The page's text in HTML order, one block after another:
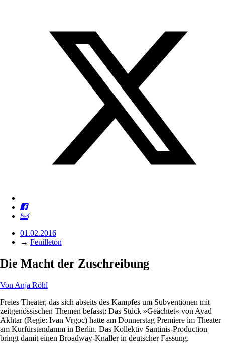
01.02.2016
→ Feuilleton
Die Macht der Zuschreibung
Von Anja Röhl
Freies Theater, das sich abseits des Kampfes um Subventionen mit
zeitgenössischen Themen befasst: Das Stück »Geächtet« von Ayad
Akhtar (Regie: Ivan Vrgoc) hatte am Donnerstag Premiere im Theater
am Kurfürstendamm in Berlin. Das Kollektiv Santinis-Production
bringt damit einen Broadway-Knaller in deutscher Fassung.